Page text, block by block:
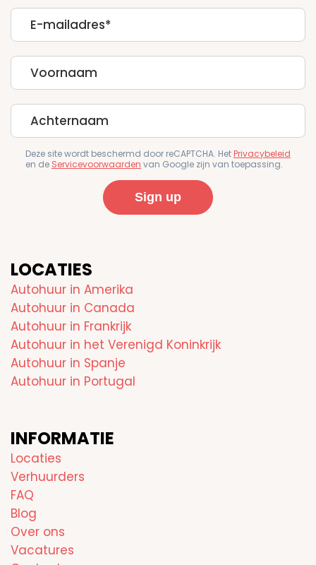
E-
mailadres
First
Name
Last
Name
Deze site wordt beschermd door reCAPTCHA. HetPrivacybeleid
en de Servicevoorwaarden van Google zijn van toepassing.
LOCATIES
Autohuur in Amerika
Autohuur in Canada
Autohuur in Frankrijk
Autohuur in het Verenigd Koninkrijk
Autohuur in Spanje
Autohuur in Portugal
INFORMATIE
Locaties
Verhuurders
FAQ
Blog
Over ons
Vacatures